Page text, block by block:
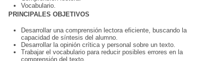
Vocabulario.
PRINCIPALES OBJETIVOS
Desarrollar unacomprensión lectoraeficiente, buscando la
capacidad de síntesis del alumno.
Desarrollar la opinión crítica y personal sobre un texto.
Trabajar el vocabulario para reducir posibles errores en la
comprensión del texto.